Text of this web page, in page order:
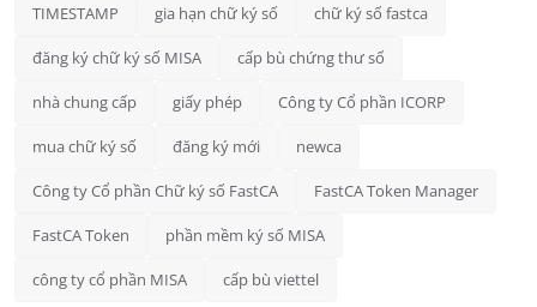
TIMESTAMP gia hạn chữ ký số chữ ký số fastca
đăng ký chữ ký số MISA cấp bù chứng thư số
nhà chung cấp giấy phép Công ty Cổ phần ICORP
mua chữ ký số đăng ký mới newca
Công ty Cổ phần Chữ ký số FastCA FastCA Token Manager
FastCA Token phần mềm ký số MISA
công ty cổ phần MISA cấp bù viettel